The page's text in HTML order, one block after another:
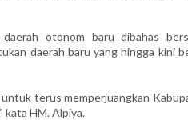
otonom baru dibahas
daerah baru yang hingga kini
terus memperjuangkan
kata HM. Alpiya.